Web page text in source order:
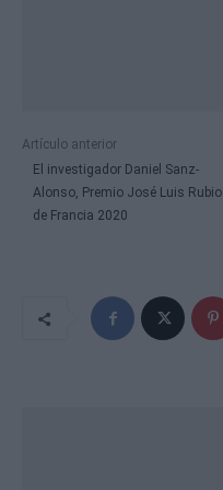
Artículo anterior
El investigador Daniel Sanz-
Alonso, Premio José Luis Rubio
de Francia 2020